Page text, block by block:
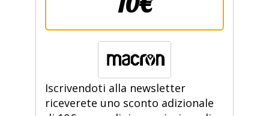
Iscrivendoti alla newsletter
riceverete uno sconto adizionale